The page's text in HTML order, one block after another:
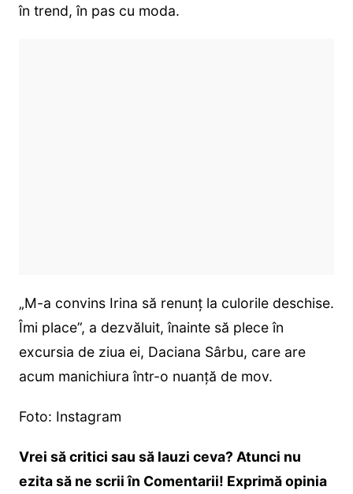
în trend, în pas cu moda.
„M-a convins Irina să renunț la culorile deschise.
Îmi place”, a dezvăluit, înainte să plece în
excursia de ziua ei, Daciana Sârbu, care are
acum manichiura într-o nuanță de mov.
Foto: Instagram
Vrei să critici sau să lauzi ceva? Atunci nu
ezita să ne scrii în Comentarii! Exprimă opinia